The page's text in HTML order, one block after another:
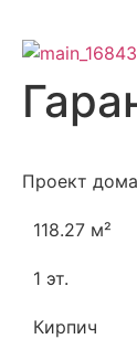
Проект
118.27 м²
1 эт.
Кирпич